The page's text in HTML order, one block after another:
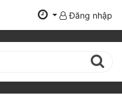
Đăng nhập